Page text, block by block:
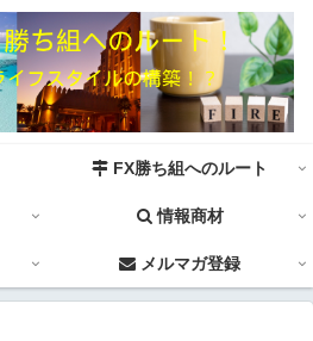
FX勝ち組へのルート
情報商材
メルマガ登録